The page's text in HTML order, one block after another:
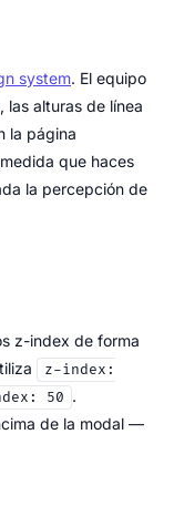
system. El equipo
las alturas de línea
la página
que haces
la percepción de
z-index de forma
z-index:
50 .
de la modal —